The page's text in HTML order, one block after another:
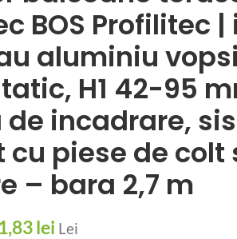
BOS Profilitec |
aluminiu
H1 42-95
de incadrare,
piese de colt
– bara 2,7 m
lei Lei